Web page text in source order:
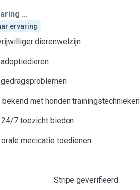
...
ervaring
dierenwelzijn
adoptiedieren
gedragsproblemen
bekend met honden trainingstechnieken
24/7 toezicht bieden
orale medicatie toedienen
Stripe geverifieerd